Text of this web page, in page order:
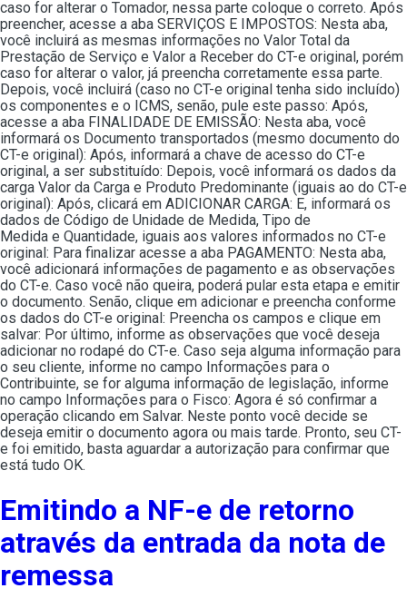
caso for alterar o Tomador, nessa parte coloque o correto. Após
preencher, acesse a aba SERVIÇOS E IMPOSTOS: Nesta aba,
você incluirá as mesmas informações no Valor Total da
Prestação de Serviço e Valor a Receber do CT-e original, porém
caso for alterar o valor, já preencha corretamente essa parte.
Depois, você incluirá (caso no CT-e original tenha sido incluído)
os componentes e o ICMS, senão, pule este passo: Após,
acesse a aba FINALIDADE DE EMISSÃO: Nesta aba, você
informará os Documento transportados (mesmo documento do
CT-e original): Após, informará a chave de acesso do CT-e
original, a ser substituído: Depois, você informará os dados da
carga Valor da Carga e Produto Predominante (iguais ao do CT-e
original): Após, clicará em ADICIONAR CARGA: E, informará os
dados de Código de Unidade de Medida, Tipo de
Medida e Quantidade, iguais aos valores informados no CT-e
original: Para finalizar acesse a aba PAGAMENTO: Nesta aba,
você adicionará informações de pagamento e as observações
do CT-e. Caso você não queira, poderá pular esta etapa e emitir
o documento. Senão, clique em adicionar e preencha conforme
os dados do CT-e original: Preencha os campos e clique em
salvar: Por último, informe as observações que você deseja
adicionar no rodapé do CT-e. Caso seja alguma informação para
o seu cliente, informe no campo Informações para o
Contribuinte, se for alguma informação de legislação, informe
no campo Informações para o Fisco: Agora é só confirmar a
operação clicando em Salvar. Neste ponto você decide se
deseja emitir o documento agora ou mais tarde. Pronto, seu CT-
e foi emitido, basta aguardar a autorização para confirmar que
está tudo OK.
Emitindo a NF-e de retorno
através da entrada da nota de
remessa